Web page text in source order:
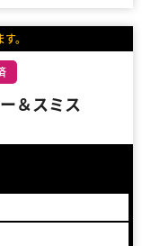
。
＆スミス